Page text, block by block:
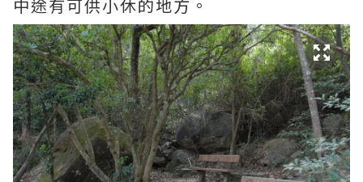
中途有可供小休的地方。